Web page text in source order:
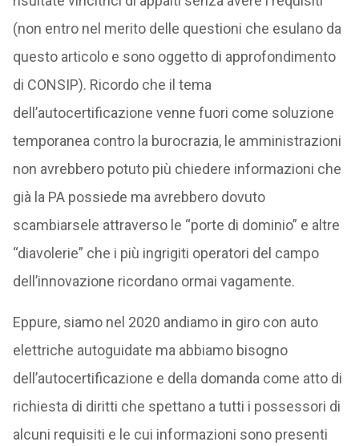
(non entro nel merito delle questioni che esulano da
questo articolo e sono oggetto di approfondimento
di CONSIP). Ricordo che il tema
dell’autocertificazione venne fuori come soluzione
temporanea contro la burocrazia, le amministrazioni
non avrebbero potuto più chiedere informazioni che
già la PA possiede ma avrebbero dovuto
scambiarsele attraverso le “porte di dominio” e altre
“diavolerie” che i più ingrigiti operatori del campo
dell’innovazione ricordano ormai vagamente.
Eppure, siamo nel 2020 andiamo in giro con auto
elettriche autoguidate ma abbiamo bisogno
dell’autocertificazione e della domanda come atto di
richiesta di diritti che spettano a tutti i possessori di
alcuni requisiti e le cui informazioni sono presenti